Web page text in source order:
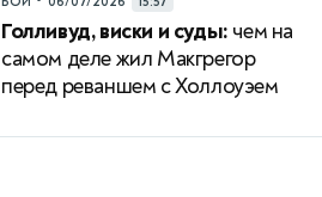
Голливуд, виски и суды: чем на
самом деле жил Макгрегор
перед реваншем с Холлоуэем